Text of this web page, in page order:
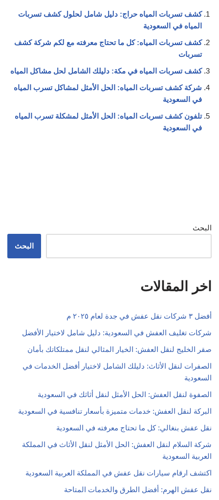
كشف تسربات المياه حراج: دليل شامل لحلول كشف تسربات
المياه في السعودية
كشف تسربات المياه: كل ما تحتاج معرفته مع لكم شركة كشف
تسربات
كشف تسربات المياه في مكة: دليلك الشامل لحل مشاكل المياه
شركة كشف تسربات المياه: الحل الأمثل لمشاكل تسرب المياه
في السعودية
تلفون كشف تسربات المياه: الحل الأمثل لمشكلة تسرب المياه
في السعودية
البحث
البحث
اخر المقالات
أفضل ٣ شركات نقل عفش في جدة لعام ٢٠٢٥ م
شركات تغليف العفش في السعودية: دليل شامل لاختيار الأفضل
صقر الخليج لنقل العفش: الخيار المثالي لنقل ممتلكاتك بأمان
الصفرات لنقل الأثاث: دليلك الشامل لاختيار أفضل الخدمات في
السعودية
الصفوة لنقل العفش: الحل الأمثل لنقل أثاثك في السعودية
البركة لنقل العفش: خدمات متميزة بأسعار تنافسية في السعودية
نقل عفش بنغالي: كل ما تحتاج معرفته في السعودية
شركة السلام لنقل العفش: الحل الأمثل لنقل الأثاث في المملكة
العربية السعودية
اكتشف ارقام سيارات نقل عفش في المملكة العربية السعودية
نقل عفش الهرم: أفضل الطرق والخدمات المتاحة